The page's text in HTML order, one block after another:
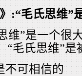
:“毛氏思维”
维”是一个很
“毛氏思维”
不可相信的